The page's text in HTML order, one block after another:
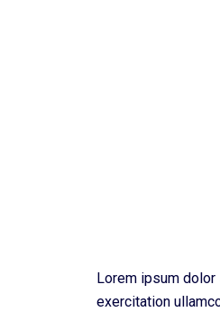
Lorem ipsum
exercitation